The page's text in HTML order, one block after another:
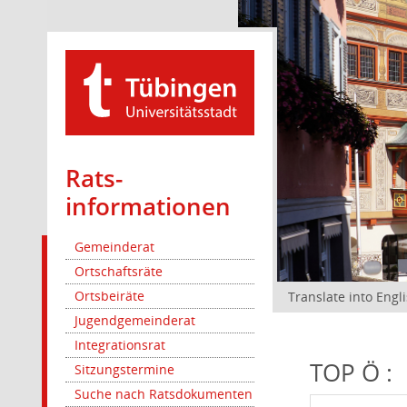
Rats­
informationen
Gemeinderat
Ortschaftsräte
Ortsbeiräte
Jugendgemeinderat
Integrationsrat
Sitzungstermine
Suche nach Ratsdokumenten
Translate into
TOP Ö :